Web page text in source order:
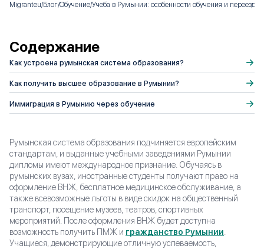
Migranteu/Блог/Обучение/Учеба в Румынии: особенности обучения и переезда
Содержание
Как устроена румынская система образования?
Как получить высшее образование в Румынии?
Иммиграция в Румынию через обучение
Румынская система образования подчиняется европейским
стандартам, и выданные учебными заведениями Румынии
дипломы имеют международное признание. Обучаясь в
румынских вузах, иностранные студенты получают право на
оформление ВНЖ, бесплатное медицинское обслуживание, а
также всевозможные льготы в виде скидок на общественный
транспорт, посещение музеев, театров, спортивных
мероприятий. После оформления ВНЖ будет доступна
возможность получить ПМЖ и гражданство Румынии
Учащиеся, демонстрирующие отличную успеваемость,